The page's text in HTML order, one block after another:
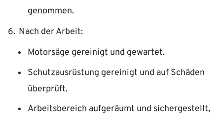
genommen.
Nach der Arbeit:
Motorsäge gereinigt und gewartet.
Schutzausrüstung gereinigt und auf Schäden
überprüft.
Arbeitsbereich aufgeräumt und sichergestellt,